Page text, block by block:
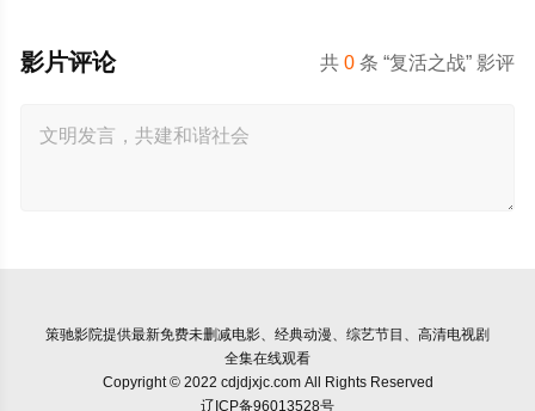
共0 条 “复活之战” 影评
影片评论
策驰影院提供最新免费未删减电影、经典动漫、综艺节目、高清电视剧
全集在线观看
Copyright © 2022 cdjdjxjc.com All Rights Reserved
辽ICP备96013528号